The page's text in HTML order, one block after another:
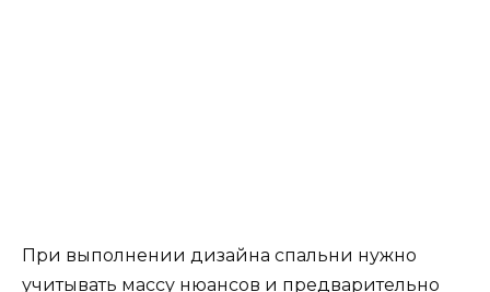
При выполнении дизайна спальни нужно
учитывать массу нюансов и предварительно